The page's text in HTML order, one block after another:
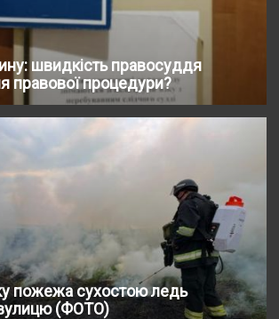
швидкість правосуддя
правової процедури?
пожежа сухостою ледь
(ФОТО)